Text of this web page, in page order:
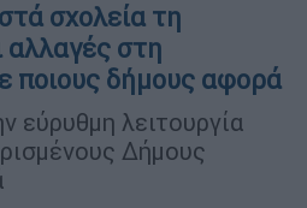
σχολεία τη
στη
ποιους δήμους αφορά
εύρυθμη λειτουργία
Δήμους